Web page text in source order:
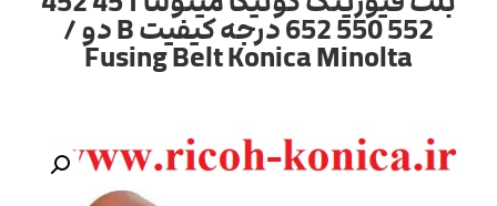
552 550 652 درجه کیفیت B دو /
Fusing Belt Konica Minolta